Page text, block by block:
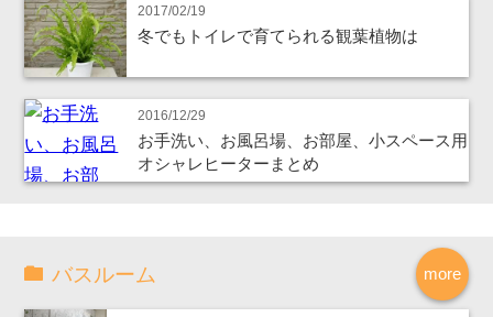
2017/02/19
冬でもトイレで育てられる観葉植物は
2016/12/29
お手洗い、お風呂場、お部屋、小スペース用
オシャレヒーターまとめ
more
バスルーム